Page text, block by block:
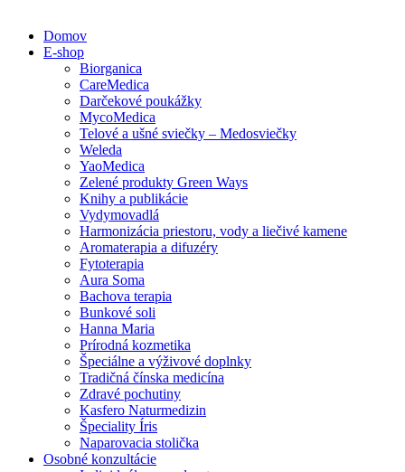
Domov
E-shop
Biorganica
CareMedica
Darčekové poukážky
MycoMedica
Telové a ušné sviečky – Medosviečky
Weleda
YaoMedica
Zelené produkty Green Ways
Knihy a publikácie
Vydymovadlá
Harmonizácia priestoru, vody a liečivé kamene
Aromaterapia a difuzéry
Fytoterapia
Aura Soma
Bachova terapia
Bunkové soli
Hanna Maria
Prírodná kozmetika
Špeciálne a výživové doplnky
Tradičná čínska medicína
Zdravé pochutiny
Kasfero Naturmedizin
Špeciality Íris
Naparovacia stolička
Osobné konzultácie